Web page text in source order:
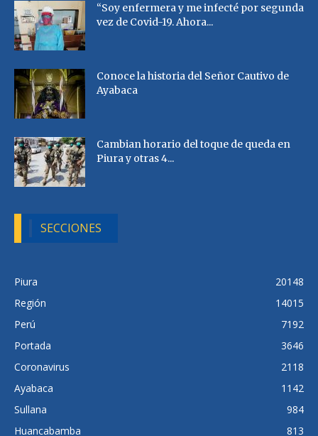
“Soy enfermera y me infecté por segunda
vez de Covid-19. Ahora...
Conoce la historia del Señor Cautivo de
Ayabaca
Cambian horario del toque de queda en
Piura y otras 4...
SECCIONES
Piura
20148
Región
14015
Perú
7192
Portada
3646
Coronavirus
2118
Ayabaca
1142
Sullana
984
Huancabamba
813